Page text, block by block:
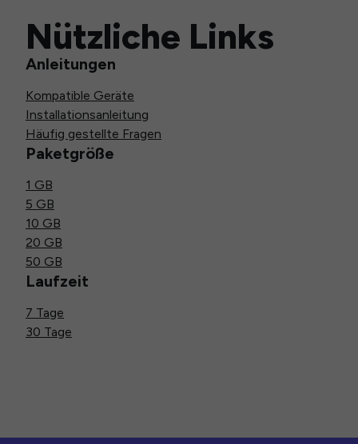
Nützliche Links
Anleitungen
Kompatible Geräte
Installationsanleitung
Häufig gestellte Fragen
Paketgröße
1 GB
5 GB
10 GB
20 GB
50 GB
Laufzeit
7 Tage
30 Tage